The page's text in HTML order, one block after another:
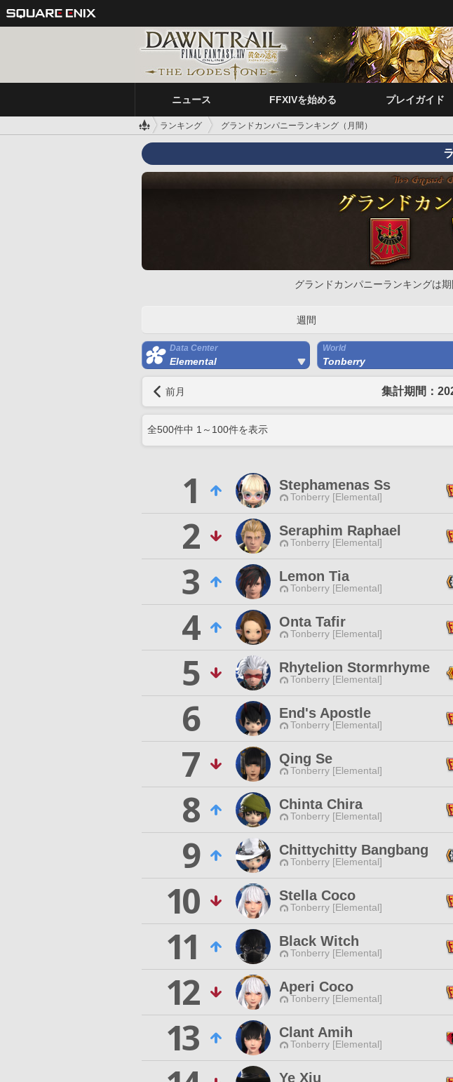
ニュース FFXIVを始める プレイガイド
ランキング グランドカンパニーランキング（月間）
グランドカンパニーランキングは
週間
Data Center
Elemental
World
Tonberry
前月 集計期間：
全500件中 1 ～ 100件を表示
1 Stephamenas Ss
Tonberry [Elemental]
2
Seraphim Raphael
Tonberry [Elemental]
3
Lemon Tia
Tonberry [Elemental]
4
Onta Tafir
Tonberry [Elemental]
5
Rhytelion Stormrhyme
Tonberry [Elemental]
6
End's Apostle
Tonberry [Elemental]
7
Qing Se
Tonberry [Elemental]
8
Chinta Chira
Tonberry [Elemental]
9
Chittychitty Bangbang
Tonberry [Elemental]
10
Stella Coco
Tonberry [Elemental]
11
Black Witch
Tonberry [Elemental]
12
Aperi Coco
Tonberry [Elemental]
13
Clant Amih
Tonberry [Elemental]
Ye Xiu